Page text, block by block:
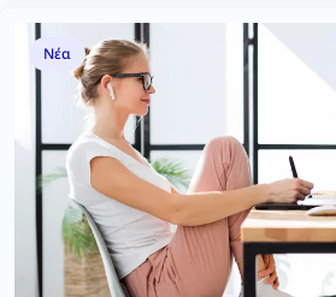
εξερευνάτε κατηγορίες και
κινητό ή τον υπολογιστή σας.
Νέα